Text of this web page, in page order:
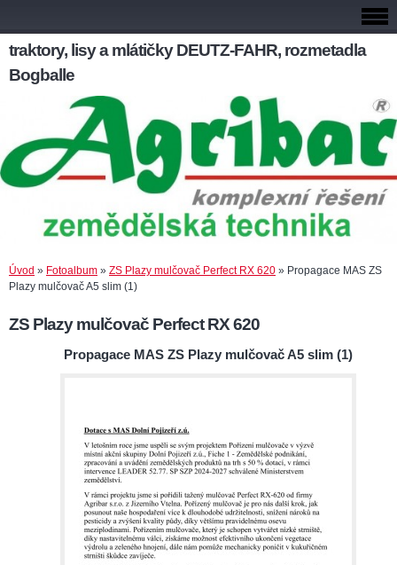
traktory, lisy a mlátičky DEUTZ-FAHR, rozmetadla
Bogballe
Úvod » Fotoalbum » ZS Plazy mulčovač Perfect RX 620 » Propagace MAS ZS
Plazy mulčovač A5 slim (1)
ZS Plazy mulčovač Perfect RX 620
Propagace MAS ZS Plazy mulčovač A5 slim (1)